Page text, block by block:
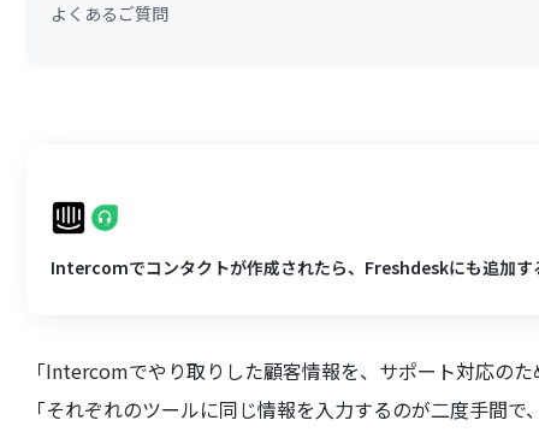
よくあるご質問
Intercomでコンタクトが作成されたら、Freshdeskにも追加す
「Intercomでやり取りした顧客情報を、サポート対応の
「それぞれのツールに同じ情報を入力するのが二度手間